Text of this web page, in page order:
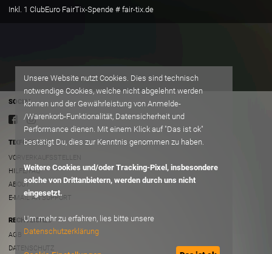
Inkl. 1 ClubEuro FairTix-Spende # fair-tix.de
SOCIAL
TIXFORGIGS
VORVERKAUFSSTELLEN
HILFE/FAQ
ABOUT
E-MAIL AN SUPPORT
RECHTLICHES
AGB
DATENSCHUTZ
Unsere Website nutzt Cookies. Dies sind technisch
notwendige Cookies, welche nicht abgelehnt werden
können und der Gewährleistung von Anmelde-
/Warenkorb-Funktionalität, Datensicherheit und
Performance dienen. Mit einem Klick auf "Das ist ok"
bestätigt Du, dies zur Kenntnis genommen zu haben.
Weitere Cookies und/oder Tracking-Pixel, insbesondere
solche von Drittanbietern, werden durch uns nicht
eingesetzt.
Um mehr zu erfahren, lies bitte unsere
Datenschutzerklärung